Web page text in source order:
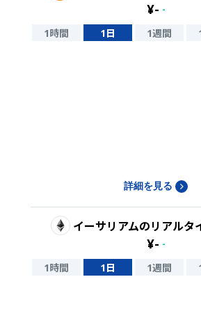
¥- -
1時間 1日 1週間
詳細を見る
イーサリアムのリアルタ
¥- -
1時間 1日 1週間